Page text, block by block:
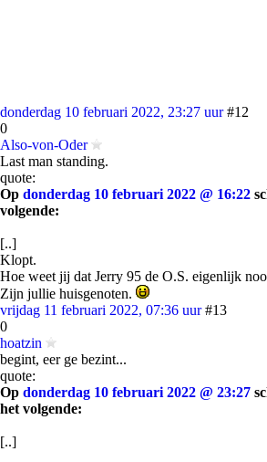
donderdag 10 februari 2022, 23:27 uur #12
0
Also-von-Oder
Last man standing.
quote:
Op donderdag 10 februari 2022 @ 16:22
volgende:
[..]
Klopt.
Hoe weet jij dat Jerry 95 de O.S. eigenlijk
Zijn jullie huisgenoten.
vrijdag 11 februari 2022, 07:36 uur #13
0
hoatzin
begint, eer ge bezint...
quote:
Op donderdag 10 februari 2022 @ 23:27
het volgende:
[..]